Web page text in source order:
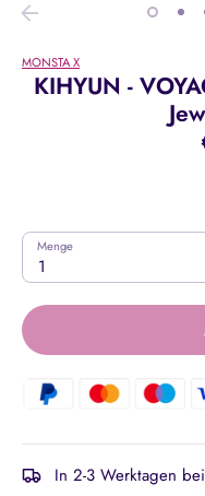
MONSTA X
KIHYUN -
Menge
1
In 2-3 Werktagen